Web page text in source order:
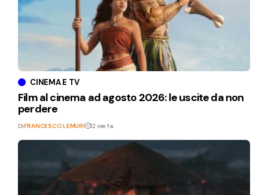
CINEMA E TV
Film al cinema ad agosto 2026: le uscite da non
perdere
DiFRANCESCO LEMURI 12 ore fa